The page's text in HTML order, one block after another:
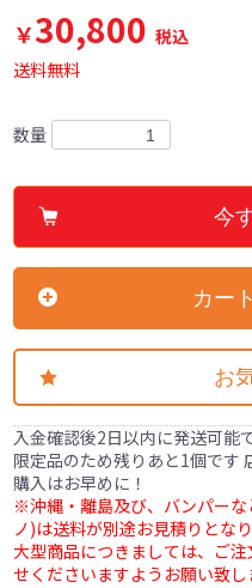
￥30,800 税込
送料無料
数量
今
カー
お
入金確認後2日以内に発送可能
限定品のため残りあと1個です
購入はお早めに！
※沖縄・離島及び、バンパー
ノ)は送料が別途お見積りとなり
大型商品につきましては、ご
せくださいますようお願い致し